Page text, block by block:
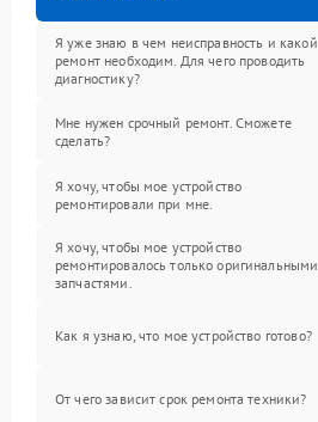
Я уже знаю в чем неисправность и какой
ремонт необходим. Для чего проводить
диагностику?
Мне нужен срочный ремонт. Сможете
сделать?
Я хочу, чтобы мое устройство
ремонтировали при мне.
Я хочу, чтобы мое устройство
ремонтировалось только оригинальными
запчастями.
Как я узнаю, что мое устройство готово?
От чего зависит срок ремонта техники?